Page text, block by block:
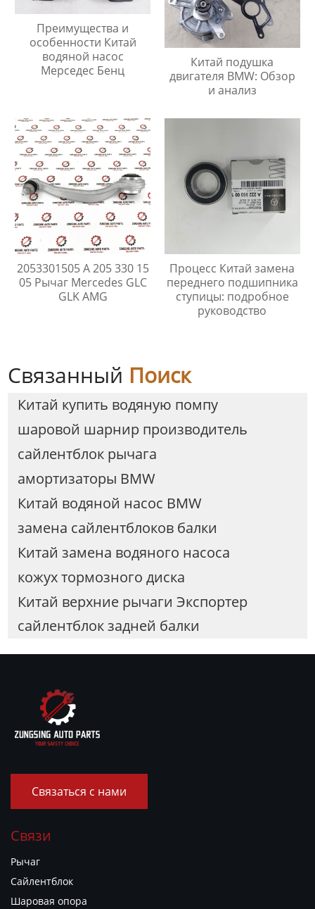
Преимущества и
особенности Китай
водяной насос
Мерседес Бенц
Китай подушка
двигателя BMW: Обзор
и анализ
2053301505 A 205 330 15
05 Рычаг Mercedes GLC
GLK AMG
Процесс Китай замена
переднего подшипника
ступицы: подробное
руководство
Связанный Поиск
Китай купить водяную помпу
шаровой шарнир производитель
сайлентблок рычага
амортизаторы BMW
Китай водяной насос BMW
замена сайлентблоков балки
Китай замена водяного насоса
кожух тормозного диска
Китай верхние рычаги Экспортер
сайлентблок задней балки
Связаться с нами
Связи
Рычаг
Сайлентблок
Шаровая опора